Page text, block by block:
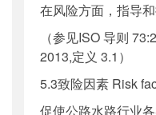
在风险方面，指导
（参见ISO 导则
2013,定义 3.1）
5.3致险因素 Risk
促使公路水路行业